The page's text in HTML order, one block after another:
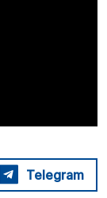
Telegram